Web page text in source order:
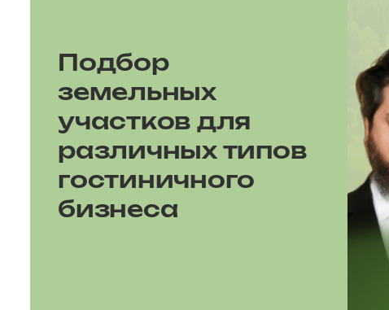
Подбор
земельных
участков для
различных типов
гостиничного
бизнеса